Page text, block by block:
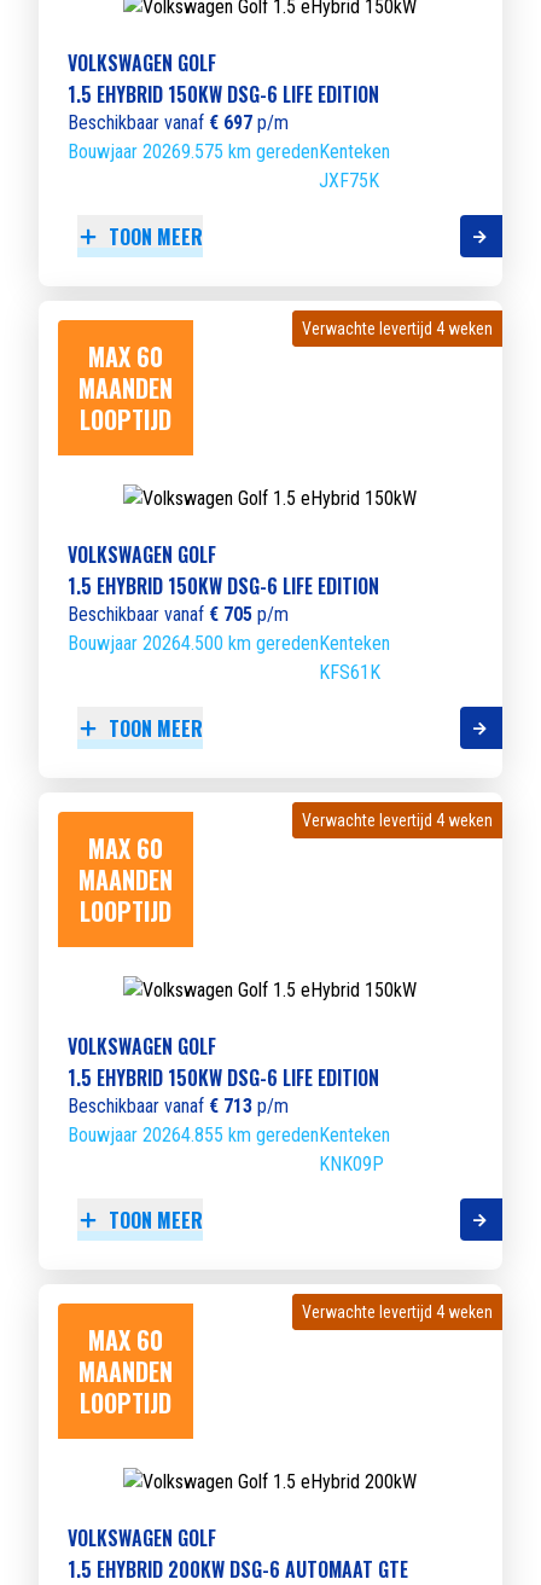
VOLKSWAGEN GOLF
1.5 EHYBRID 150KW DSG-6 LIFE EDITION
Beschikbaar vanaf € 697 p/m
Bouwjaar 20269.575 km geredenKenteken
JXF75K
TOON MEER
MAX 60
MAANDEN
LOOPTIJD
Verwachte levertijd 4 weken
Verwachte levertijd 4 weken
VOLKSWAGEN GOLF
1.5 EHYBRID 150KW DSG-6 LIFE EDITION
Beschikbaar vanaf € 705 p/m
Bouwjaar 20264.500 km geredenKenteken
KFS61K
TOON MEER
MAX 60
MAANDEN
LOOPTIJD
Verwachte levertijd 4 weken
Verwachte levertijd 4 weken
VOLKSWAGEN GOLF
1.5 EHYBRID 150KW DSG-6 LIFE EDITION
Beschikbaar vanaf € 713 p/m
Bouwjaar 20264.855 km geredenKenteken
KNK09P
TOON MEER
MAX 60
MAANDEN
LOOPTIJD
Verwachte levertijd 4 weken
Verwachte levertijd 4 weken
VOLKSWAGEN GOLF
1.5 EHYBRID 200KW DSG-6 AUTOMAAT GTE